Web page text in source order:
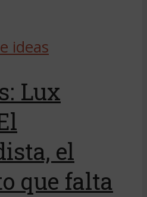
ideas
Lux
el
que falta